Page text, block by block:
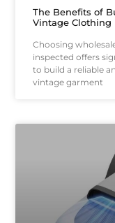
The Benefits of
Vintage Clothing
Choosing
inspected offers
to build a reliable
vintage garment